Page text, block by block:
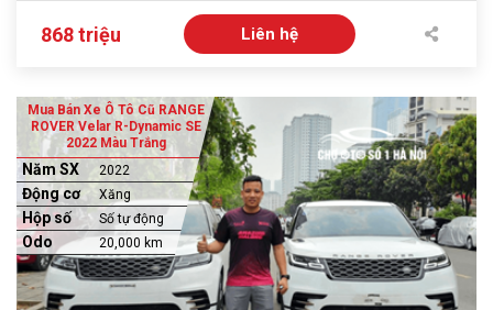
868 triệu Liên hệ
Mua Bán Xe Ô Tô Cũ RANGE
ROVER Velar R-Dynamic SE
2022 Màu Trắng
Năm SX 2022
Động cơ Xăng
Hộp số Số tự động
Odo 20,000 km